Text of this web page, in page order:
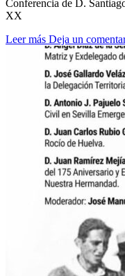
Conferencia de D.
XX
Leer más Deja un